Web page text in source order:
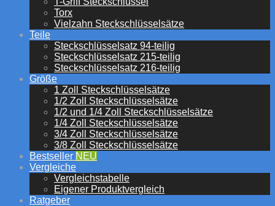
Torx
Vielzahn Steckschlüsselsätze
Teile
Steckschlüsselsatz 94-teilig
Steckschlüsselsatz 215-teilig
Steckschlüsselsatz 216-teilig
Größe
1 Zoll Steckschlüsselsätze
1/2 Zoll Steckschlüsselsätze
1/2 und 1/4 Zoll Steckschlüsselsätze
1/4 Zoll Steckschlüsselsätze
3/4 Zoll Steckschlüsselsätze
3/8 Zoll Steckschlüsselsätze
Bestseller NEU
Vergleiche
Vergleichstabelle
Eigener Produktvergleich
Ratgeber